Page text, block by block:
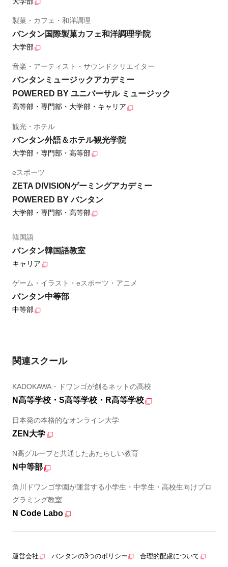
製菓・カフェ・和洋調理
バンタン国際製菓カフェ和洋調理学院
大学部
音楽・アーティスト・サウンドクリエイター
バンタンミュージックアカデミー
POWERED BY ユニバーサル ミュージック
高等部・専門部・大学部・キャリア
観光・ホテル
バンタン外語＆ホテル観光学院
大学部・専門部・高等部
eスポーツ
ZETA DIVISIONゲーミングアカデミー
POWERED BY バンタン
大学部・専門部・高等部
韓国語
バンタン韓国語教室
キャリア
ゲーム・イラスト・eスポーツ・アニメ
バンタン中等部
中等部
関連スクール
KADOKAWA・ドワンゴが創るネットの高校
N高等学校・S高等学校・R高等学校
日本発の本格的なオンライン大学
ZEN大学
N高グループと共通したあたらしい教育
N中等部
角川ドワンゴ学園が運営する小学生・中学生・高校生向けプロ
グラミング教室
N Code Labo
運営会社 バンタンの3つのポリシー 合理的配慮について